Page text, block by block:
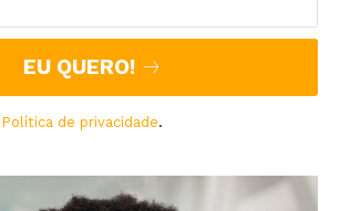
EU QUERO!
Política de privacidade.